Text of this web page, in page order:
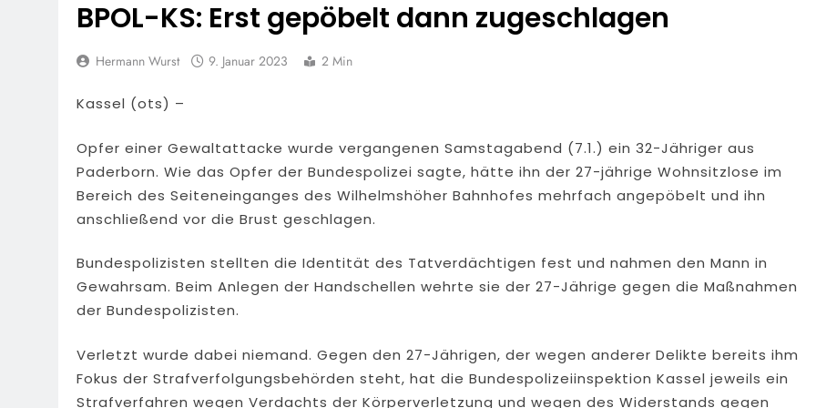
BPOL-KS: Erst gepöbelt dann zugeschlagen
Hermann Wurst 9. Januar 2023 2 Min
Kassel (ots) –
Opfer einer Gewaltattacke wurde vergangenen Samstagabend (7.1.) ein 32-Jähriger aus
Paderborn. Wie das Opfer der Bundespolizei sagte, hätte ihn der 27-jährige Wohnsitzlose im
Bereich des Seiteneinganges des Wilhelmshöher Bahnhofes mehrfach angepöbelt und ihn
anschließend vor die Brust geschlagen.
Bundespolizisten stellten die Identität des Tatverdächtigen fest und nahmen den Mann in
Gewahrsam. Beim Anlegen der Handschellen wehrte sie der 27-Jährige gegen die Maßnahmen
der Bundespolizisten.
Verletzt wurde dabei niemand. Gegen den 27-Jährigen, der wegen anderer Delikte bereits ihm
Fokus der Strafverfolgungsbehörden steht, hat die Bundespolizeiinspektion Kassel jeweils ein
Strafverfahren wegen Verdachts der Körperverletzung und wegen des Widerstands gegen